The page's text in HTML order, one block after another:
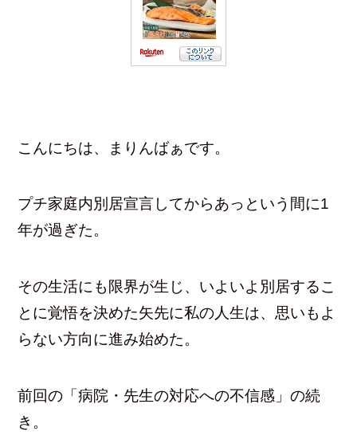
こんにちは、まりんばぁです。
プチ家庭内別居宣言してからあっという間に1
年が過ぎた。
その生活にも限界が生じ、いよいよ別居するこ
とに覚悟を決めた矢先に私の人生は、思いもよ
らない方向に進み始めた。
前回の「病院・先生の対応への不信感」の続
き。